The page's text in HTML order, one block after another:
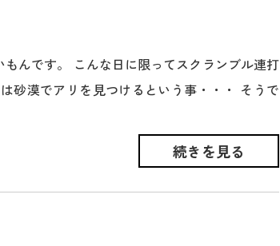
んです。 こんな日に限ってスクランブル連打
砂漠でアリを見つけるという事・・・ そうで
続きを見る